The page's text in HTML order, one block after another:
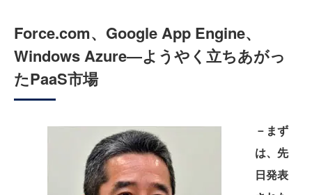
Force.com、Google App Engine、
Windows Azure―ようやく立ちあがっ
たPaaS市場
－まず
は、先
日発表